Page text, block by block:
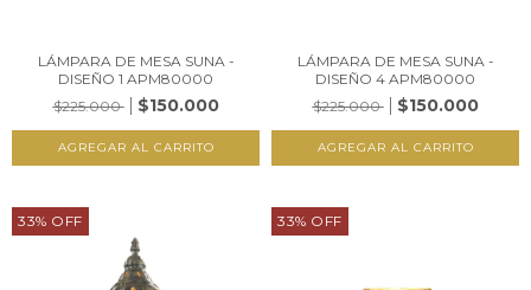
LÁMPARA DE MESA SUNA -
DISEÑO 1 APM80000
$225.000
$150.000
LÁMPARA DE MESA SUNA -
DISEÑO 4 APM80000
$225.000
$150.000
33% OFF 33% OFF